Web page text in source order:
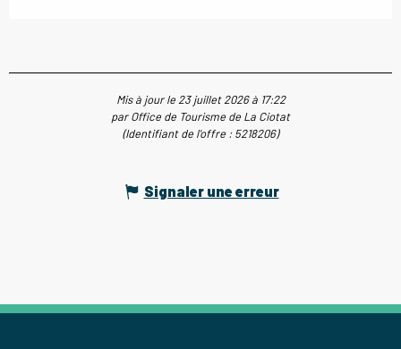
Mis à jour le 23 juillet 2026 à 17:22
par Office de Tourisme de La Ciotat
(Identifiant de l'offre :5218206)
Signaler une erreur